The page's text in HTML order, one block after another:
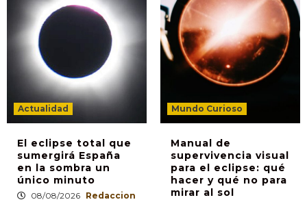
Actualidad
El eclipse total que
sumergirá España
en la sombra un
único minuto
08/08/2026 Redaccion
Mundo Curioso
Manual de
supervivencia visual
para el eclipse: qué
hacer y qué no para
mirar al sol